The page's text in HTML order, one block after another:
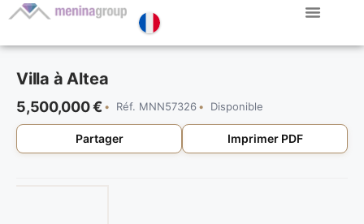
Villa à Altea
5,500,000 € Réf. MNN57326 Disponible
Partager Imprimer PDF